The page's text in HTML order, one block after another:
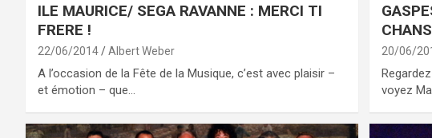
ILE MAURICE/ SEGA RAVANNE : MERCI TI
FRERE !
22/06/2014 Albert Weber
A l’occasion de la Fête de la Musique, c’est avec plaisir –
et émotion – que…
20/06/
voyez